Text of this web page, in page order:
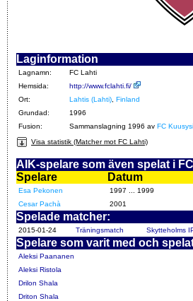
Laginformation
Lagnamn:
FC Lahti
Hemsida:
http://www.fclahti.fi/
Ort:
Lahtis (Lahti) Finland
Grundad:
1996
Fusion:
Sammanslagning 1996 av FC Kuusysi
Visa statistik (Matcher mot FC Lahti)
AIK-spelare som även spelat i
Spelare
Datum
Esa Pekonen
1997 ... 1999
Cesar Pachà
2001
Spelade matcher:
2015-01-24 Träningsmatch Skytteholms
Spelare som varit med och
Aleksi Paananen
Aleksi Ristola
Drilon Shala
Driton Shala